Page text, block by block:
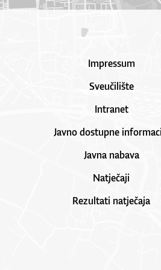
Impressum
Sveučilište
Intranet
Javno dostupne
Javna nabava
Natječaji
Rezultati natječaja